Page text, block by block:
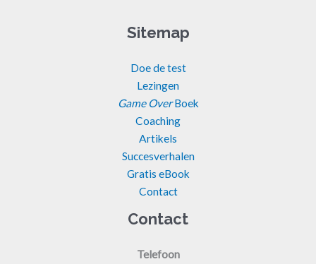
Sitemap
Doe de test
Lezingen
Game OverBoek
Coaching
Artikels
Succesverhalen
Gratis eBook
Contact
Contact
Telefoon